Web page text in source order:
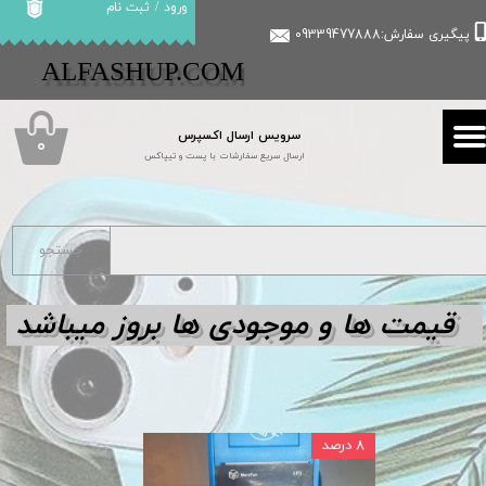
سرویس ارسال اکسپرس
ارسال سریع سفارشات با پست و تیپاکس
پیگیری سفارش:09339477888
ورود / ثبت نام
حساب کاربری من
تغییر گذر واژه
سفارشات
​​ALFASHUP.COM
۰
۸ درصد
جستجو
قیمت ها و موجودی ها بروز میباشد